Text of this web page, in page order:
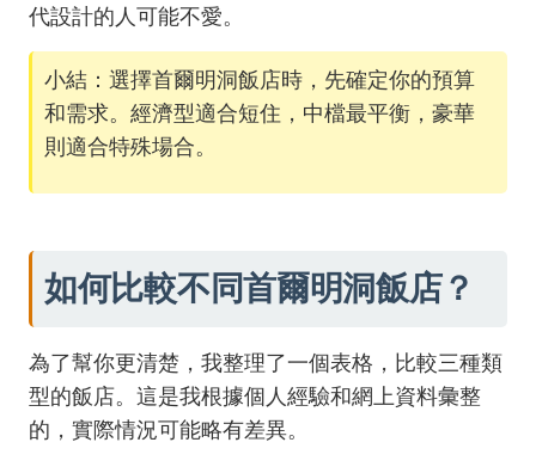
代設計的人可能不愛。
小結：選擇首爾明洞飯店時，先確定你的預算
和需求。經濟型適合短住，中檔最平衡，豪華
則適合特殊場合。
如何比較不同首爾明洞飯店？
為了幫你更清楚，我整理了一個表格，比較三種類
型的飯店。這是我根據個人經驗和網上資料彙整
的，實際情況可能略有差異。